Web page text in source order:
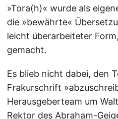
»Tora(h)« wurde als
die »bewährte«
leicht überarbeiteter
gemacht.
Es blieb nicht dabei, den
Frakurschrift
Herausgeberteam um
Rektor des Abraham-